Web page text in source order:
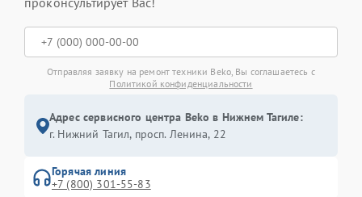
Отправляя заявку на ремонт техники Beko, Вы соглашаетесь с
Политикой конфиденциальности
Адрес сервисного центра Beko в Нижнем Тагиле:
г. Нижний Тагил, просп. Ленина, 22
Горячая линия
+7 (800) 301-55-83